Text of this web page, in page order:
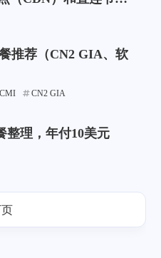
等）
推荐（CN2 GIA、软
CMI CN2 GIA
整理，年付10美元